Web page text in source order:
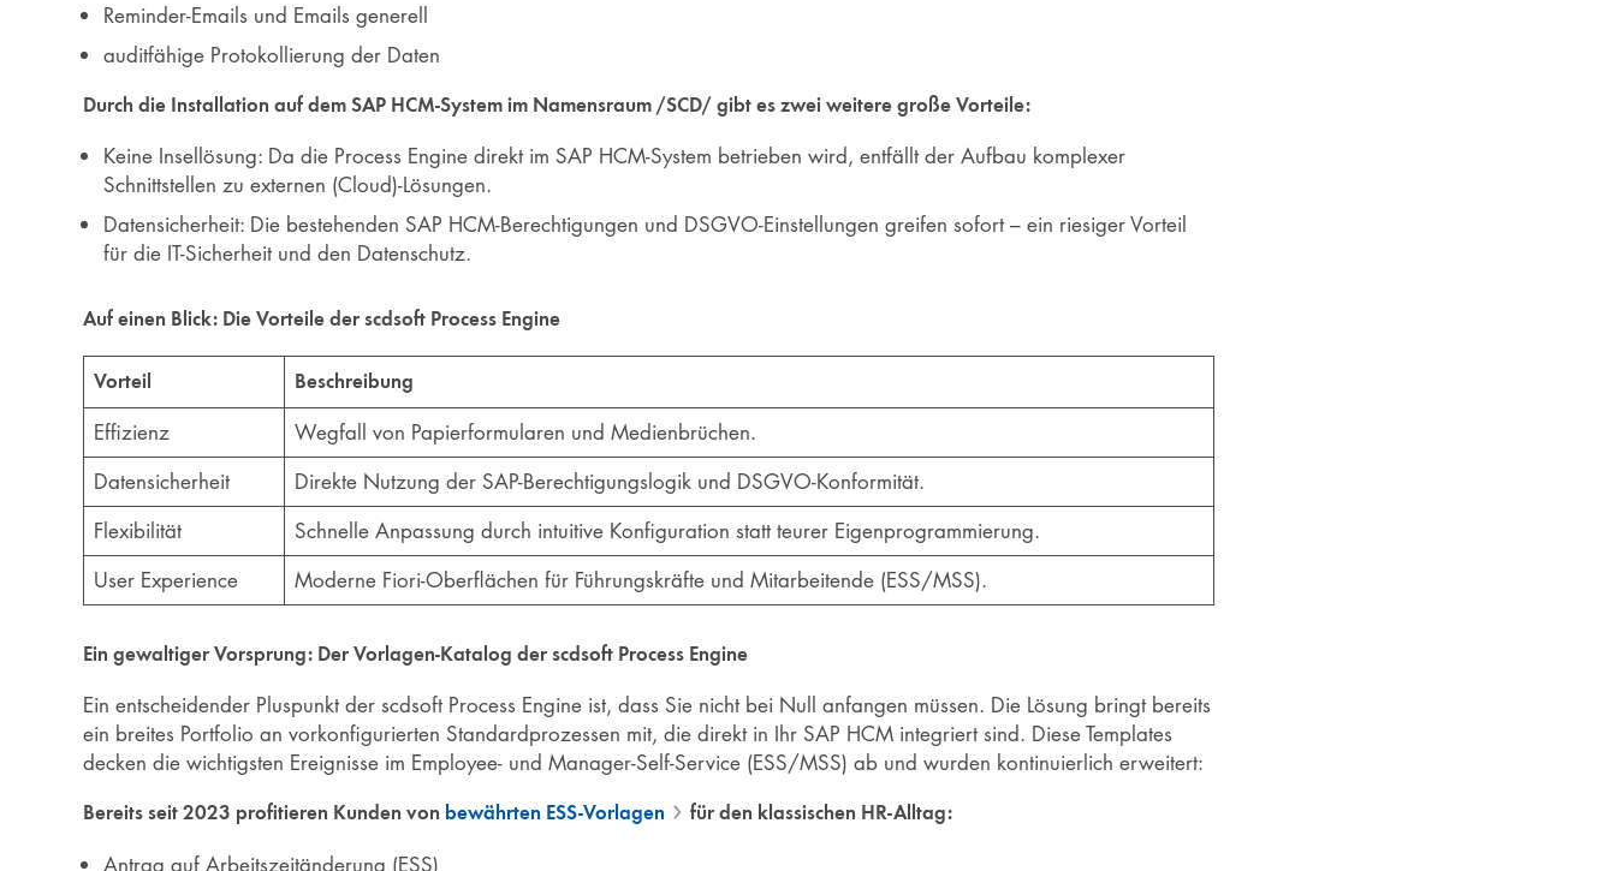
Reminder-Emails und Emails generell
auditfähige Protokollierung der Daten
Durch die Installation auf dem SAP HCM-System im Namensraum /SCD/ gibt es zwei weitere große Vorteile:
Keine Insellösung: Da die Process Engine direkt im SAP HCM-System betrieben wird, entfällt der Aufbau komplexer
Schnittstellen zu externen (Cloud)-Lösungen.
Datensicherheit: Die bestehenden SAP HCM-Berechtigungen und DSGVO-Einstellungen greifen sofort – ein riesiger Vorteil
für die IT-Sicherheit und den Datenschutz.
Auf einen Blick: Die Vorteile der scdsoft Process Engine
Vorteil Beschreibung
Effizienz
Wegfall von Papierformularen und Medienbrüchen.
Datensicherheit
Direkte Nutzung der SAP-Berechtigungslogik und DSGVO-Konformität.
Flexibilität
Schnelle Anpassung durch intuitive Konfiguration statt teurer Eigenprogrammierung.
User Experience
Moderne Fiori-Oberflächen für Führungskräfte und Mitarbeitende (ESS/MSS).
Ein gewaltiger Vorsprung: Der Vorlagen-Katalog der scdsoft Process Engine
Ein entscheidender Pluspunkt der scdsoft Process Engine ist, dass Sie nicht bei Null anfangen müssen. Die Lösung bringt bereits
ein breites Portfolio an vorkonfigurierten Standardprozessen mit, die direkt in Ihr SAP HCM integriert sind. Diese Templates
decken die wichtigsten Ereignisse im Employee- und Manager-Self-Service (ESS/MSS) ab und wurden kontinuierlich erweitert:
Bereits seit 2023 profitieren Kunden von bewährten ESS-Vorlagen für den klassischen HR-Alltag:
Antrag auf Arbeitszeitänderung (ESS)